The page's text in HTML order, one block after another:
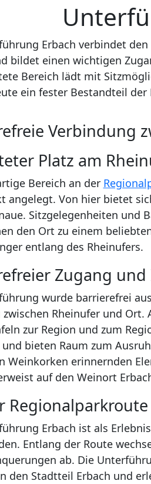
Erbach verbindet
bildet einen wichtigen
Bereich lädt mit
ein fester Bestandteil
Verbindung
Platz am
Bereich an der
angelegt. Von hier bietet
Sitzgelegenheiten und
den Ort zu einem
entlang des Rheinufers.
Zugang
wurde barrierefrei
zwischen Rheinufer und
zur Region und zum
und bieten Raum zum
Weinkorken erinnernden
auf den Weinort
Erbach ist als
Entlang der Route
ab. Die
den Stadtteil Erbach und